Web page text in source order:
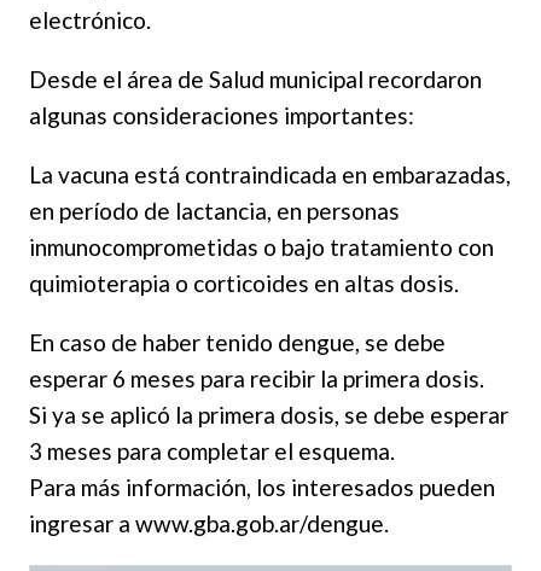
electrónico.
Desde el área de Salud municipal recordaron
algunas consideraciones importantes:
La vacuna está contraindicada en embarazadas,
en período de lactancia, en personas
inmunocomprometidas o bajo tratamiento con
quimioterapia o corticoides en altas dosis.
En caso de haber tenido dengue, se debe
esperar 6 meses para recibir la primera dosis.
Si ya se aplicó la primera dosis, se debe esperar
3 meses para completar el esquema.
Para más información, los interesados pueden
ingresar a www.gba.gob.ar/dengue.